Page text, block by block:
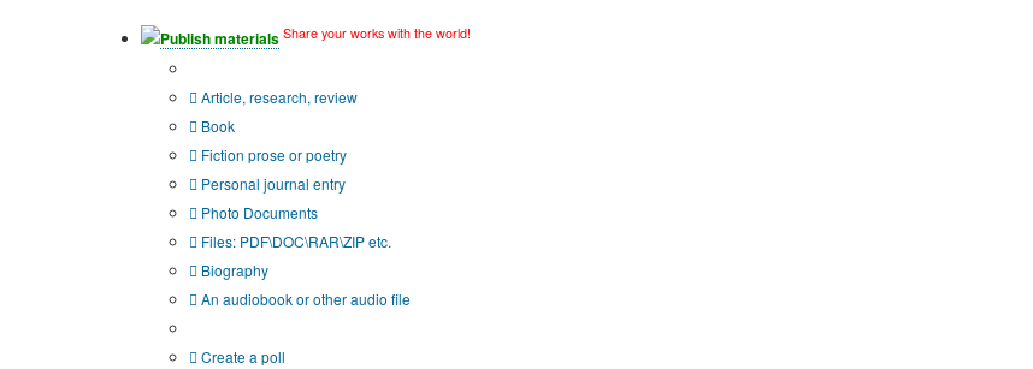
Publish materials Share your works with the world!
Article, research, review
Book
Fiction prose or poetry
Personal journal entry
Photo Documents
Files: PDF\DOC\RAR\ZIP etc.
Biography
An audiobook or other audio file
Create a poll